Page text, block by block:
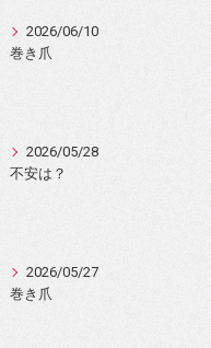
2026/06/10
巻き爪
2026/05/28
不安は？
2026/05/27
巻き爪